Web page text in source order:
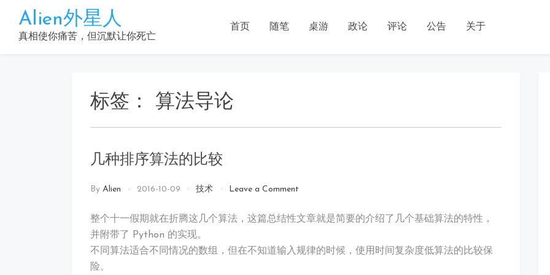
content
Alien外星人
真相使你痛苦，但沉默让你死亡
首页 随笔 桌游 政论 评论 公告 关于
标签： 算法导论
几种排序算法的比较
By Alien 2016-10-09 技术 Leave a Commenton
种
算
整个十一假期就在折腾这几个算法，这篇总结性文章就是简要的介绍了几个基础算法的特性，
并附带了 Python 的实现。
不同算法适合不同情况的数组，但在不知道输入规律的时候，使用时间复杂度低算法的比较保
险。